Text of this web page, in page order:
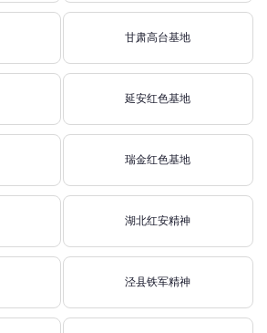
甘肃高台基地
延安红色基地
瑞金红色基地
湖北红安精神
泾县铁军精神